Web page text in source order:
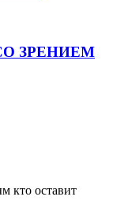
ЗРЕНИЕМ
кто оставит